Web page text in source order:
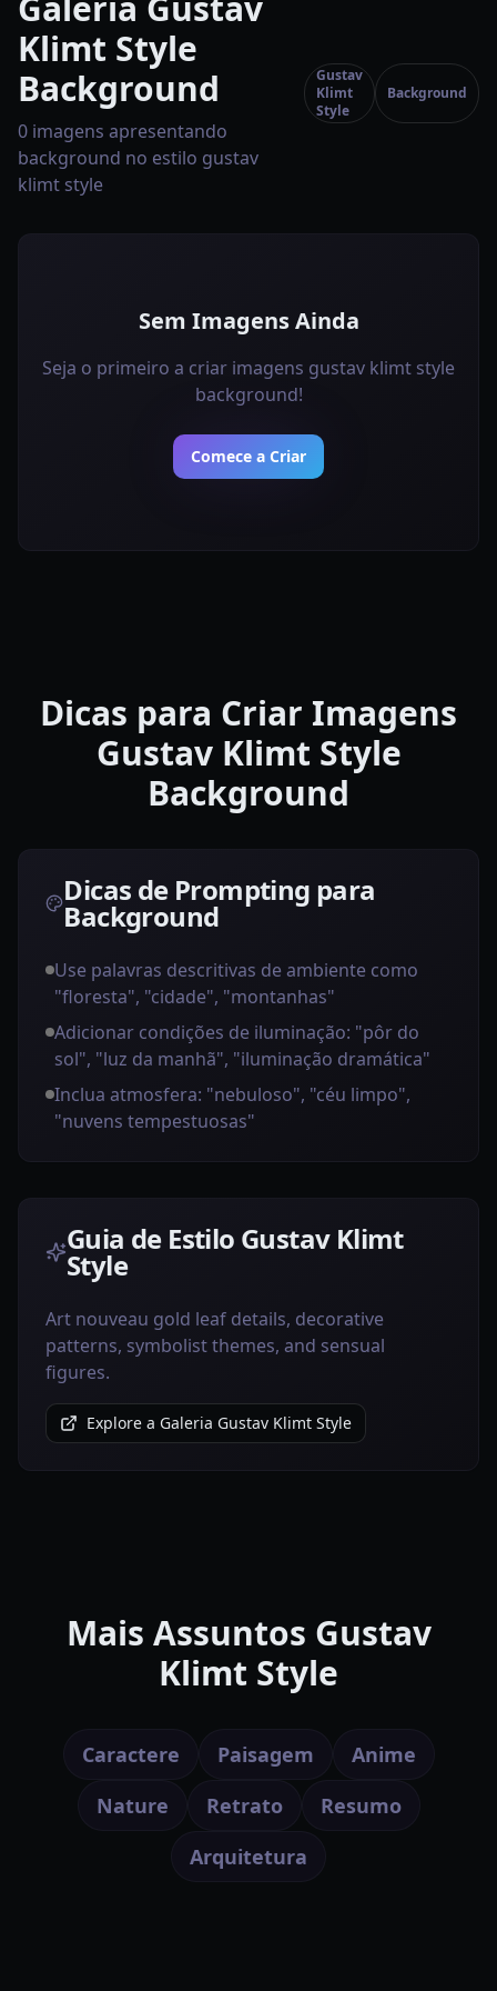
Klimt Style
Background
0 imagens apresentando
background no estilo gustav
klimt style
Gustav
Klimt
Style
Background
Sem Imagens Ainda
Seja o primeiro a criar imagens gustav klimt style
background!
Comece a Criar
Dicas para Criar Imagens
Gustav Klimt Style
Background
Dicas de Prompting para
Background
Use palavras descritivas de ambiente como
"floresta", "cidade", "montanhas"
Adicionar condições de iluminação: "pôr do
sol", "luz da manhã", "iluminação dramática"
Inclua atmosfera: "nebuloso", "céu limpo",
"nuvens tempestuosas"
Guia de Estilo Gustav Klimt
Style
Art nouveau gold leaf details, decorative
patterns, symbolist themes, and sensual
figures.
Explore a Galeria Gustav Klimt Style
Mais Assuntos Gustav
Klimt Style
Caractere Paisagem
Anime
Nature
Retrato
Resumo
Arquitetura